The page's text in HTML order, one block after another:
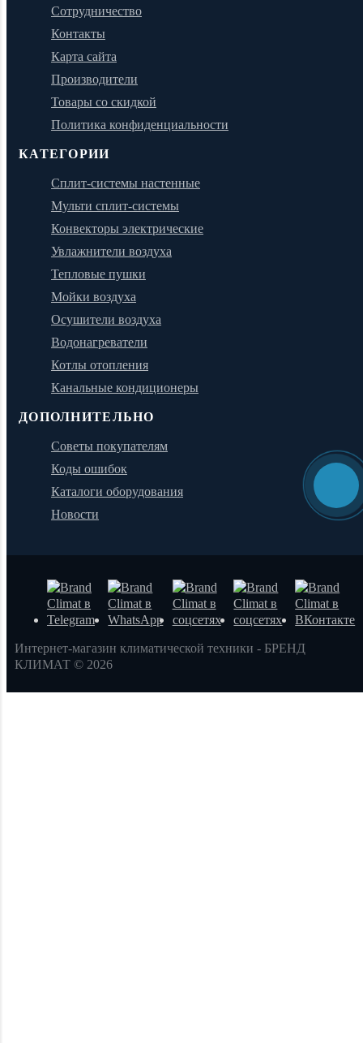
Сотрудничество
Контакты
Карта сайта
Производители
Товары со скидкой
Политика конфиденциальности
КАТЕГОРИИ
Сплит-системы настенные
Мульти сплит-системы
Конвекторы электрические
Увлажнители воздуха
Тепловые пушки
Мойки воздуха
Осушители воздуха
Водонагреватели
Котлы отопления
Канальные кондиционеры
ДОПОЛНИТЕЛЬНО
Советы покупателям
Коды ошибок
Каталоги оборудования
Новости
Интернет-магазин климатической техники - БРЕНД
КЛИМАТ © 2026